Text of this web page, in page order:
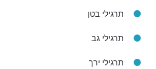
תרגילי בטן
תרגילי גב
תרגילי ירך